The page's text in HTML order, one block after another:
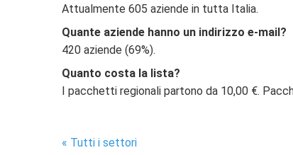
Attualmente 605 aziende in tutta Italia.
Quante aziende hanno un indirizzo e-mail?
420 aziende (69%).
Quanto costa la lista?
I pacchetti regionali partono da 10,00 €.
« Tutti i settori